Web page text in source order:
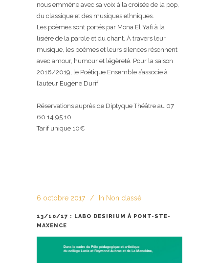
nous emmène avec sa voix à la croisée de la pop,
du classique et des musiques ethniques.
Les poèmes sont portés par Mona El Yafi à la
lisière de la parole et du chant. À travers leur
musique, les poèmes et leurs silences résonnent
avec amour, humour et légèreté. Pour la saison
2018/2019, le Poétique Ensemble s’associe à
l’auteur Eugène Durif.
Réservations auprès de Diptyque Théâtre au 07
60 14 95 10
Tarif unique 10€
6 octobre 2017 In Non classé
13/10/17 : LABO DESIRIUM À PONT-STE-
MAXENCE